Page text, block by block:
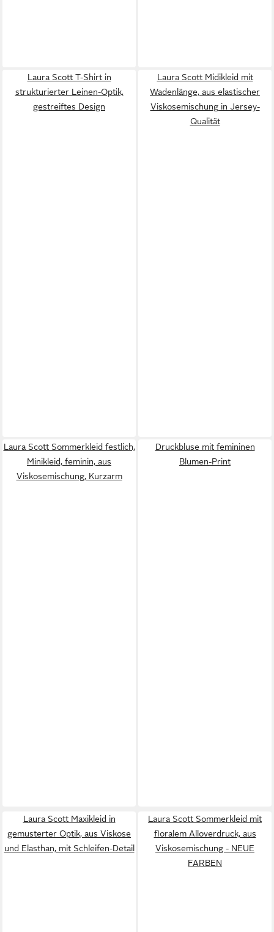
Laura Scott T-Shirt in
strukturierter Leinen-Optik,
gestreiftes Design
Laura Scott Midikleid mit
Wadenlänge, aus elastischer
Viskosemischung in Jersey-
Qualität
Laura Scott Sommerkleid festlich,
Minikleid, feminin, aus
Viskosemischung, Kurzarm
Druckbluse mit femininen
Blumen-Print
Laura Scott Maxikleid in
gemusterter Optik, aus Viskose
und Elasthan, mit Schleifen-Detail
Laura Scott Sommerkleid mit
floralem Alloverdruck, aus
Viskosemischung - NEUE
FARBEN